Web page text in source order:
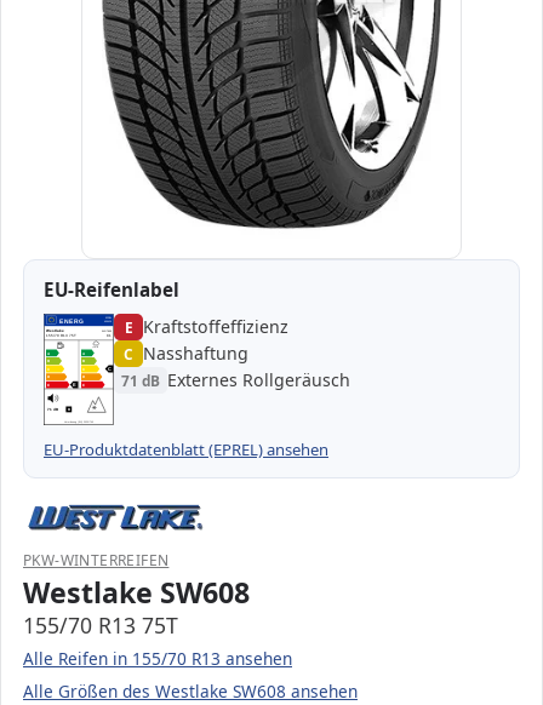
EU-Reifenlabel
ENERG 459429
Westlake WG7903
155/70 R13 75T C1
A
C
E
E
A
C
C
E
71 dB
Verordnung (EU) 2020/740
E Kraftstoffeffizienz
C Nasshaftung
71 dB Externes Rollgeräusch
EU-Produktdatenblatt (EPREL) ansehen
PKW-WINTERREIFEN
Westlake SW608
155/70 R13 75T
Alle Reifen in 155/70 R13 ansehen
Alle Größen des Westlake SW608 ansehen